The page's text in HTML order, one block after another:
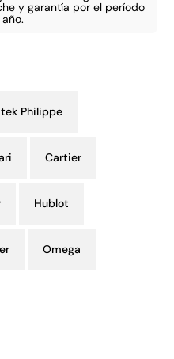
y garantía por el período
Philippe
Cartier
Hublot
Omega